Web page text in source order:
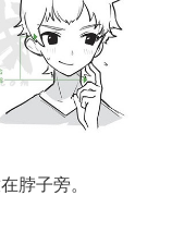
脖子旁。